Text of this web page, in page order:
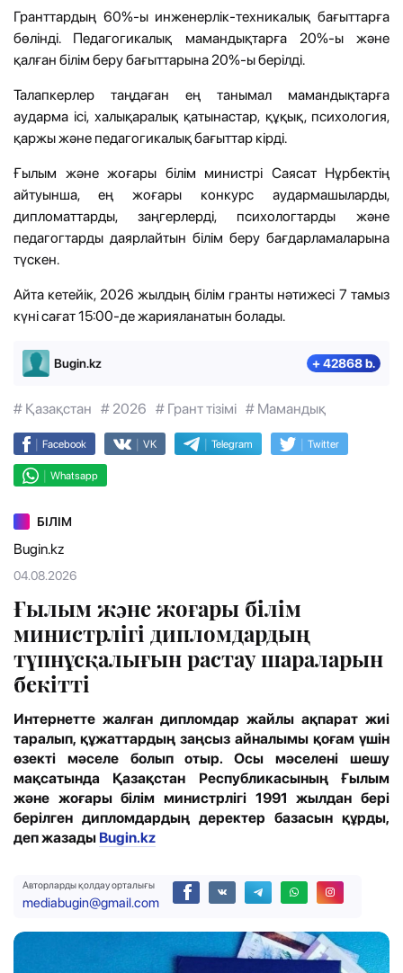
Гранттардың 60%-ы инженерлік-техникалық бағыттарға
бөлінді. Педагогикалық мамандықтарға 20%-ы және
қалған білім беру бағыттарына 20%-ы берілді.
Талапкерлер таңдаған ең танымал мамандықтарға
аударма ісі, халықаралық қатынастар, құқық, психология,
қаржы және педагогикалық бағыттар кірді.
Ғылым және жоғары білім министрі Саясат Нұрбектің
айтуынша, ең жоғары конкурс аудармашыларды,
дипломаттарды, заңгерлерді, психологтарды және
педагогтарды даярлайтын білім беру бағдарламаларына
түскен.
Айта кетейік, 2026 жылдың білім гранты нәтижесі 7 тамыз
күні сағат 15:00-де жарияланатын болады.
Bugin.kz + 42868 b.
# Қазақстан # 2026 # Грант тізімі # Мамандық
| Facebook | VK | Telegram | Twitter
| Whatsapp
БІЛІМ
Bugin.kz
04.08.2026
Ғылым және жоғары білім
министрлігі дипломдардың
түпнұсқалығын растау шараларын
бекітті
Интернетте жалған дипломдар жайлы ақпарат жиі
таралып, құжаттардың заңсыз айналымы қоғам үшін
өзекті мәселе болып отыр. Осы мәселені шешу
мақсатында Қазақстан Республикасының Ғылым
және жоғары білім министрлігі 1991 жылдан бері
берілген дипломдардың деректер базасын құрды,
деп жазады Bugin.kz
Авторларды қолдау орталығы
mediabugin@gmail.com